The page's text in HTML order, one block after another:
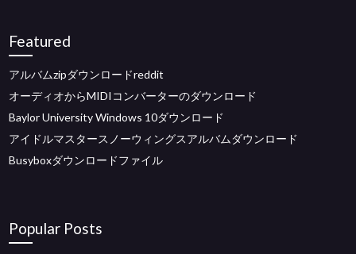
Featured
アルバムzipダウンロードreddit
オーディオからMIDIコンバーターのダウンロード
Baylor University Windows 10ダウンロード
アイドルマスタースノーウィングスアルバムダウンロード
Busyboxダウンロードファイル
Popular Posts